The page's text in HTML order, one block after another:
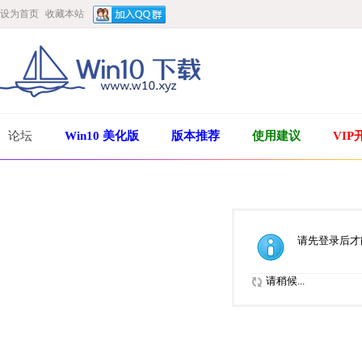
设为首页 收藏本站
论坛 Win10 美化版 版本推荐 使用建议 VIP
请先登录后
请稍候...